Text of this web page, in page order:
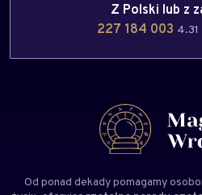
Z Polski lub z
227 184 003 4.31
Od ponad dekady pomagamy